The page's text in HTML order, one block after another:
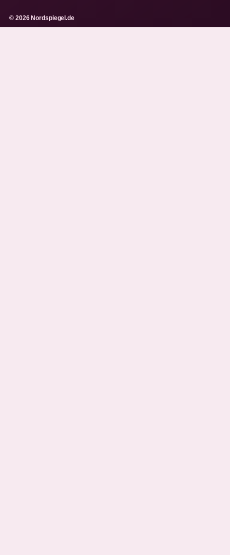
© 2026 Nordspiegel.de